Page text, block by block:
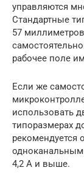
управляются
Стандартные
57
рабочее поле
Если же
использовать
типоразмерах
4,2 А и выше.